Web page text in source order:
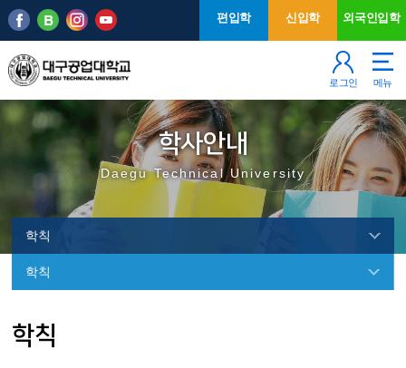
주메뉴
본문 바로가기
편입학 신입학 외국인입학
로그인 메뉴
학사안내
Daegu Technical University
학칙
학칙
학칙